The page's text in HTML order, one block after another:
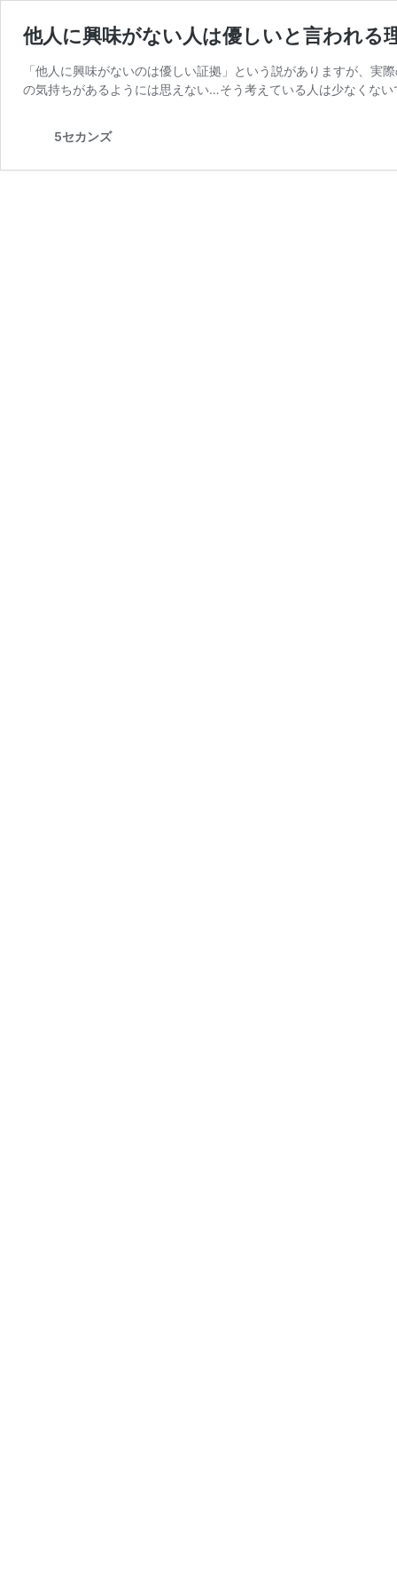
他人に興味がない人は優しいと言われる
「他人に興味がないのは優しい証拠」という説がありますが、
の気持ちがあるようには思えない…そう考えている人は少なくな
5セカンズ